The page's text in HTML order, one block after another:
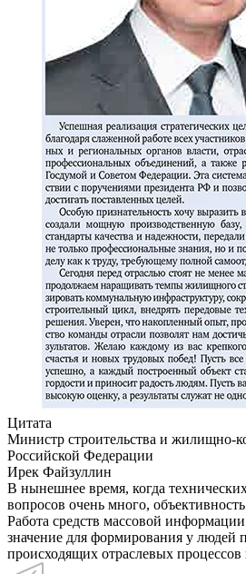
Цитата
Министр строительства и жилищно-
Российской Федерации
Ирек Файзуллин
В нынешнее время, когда
вопросов очень много,
Работа средств массовой
значение для формирования у людей
происходящих отраслевых